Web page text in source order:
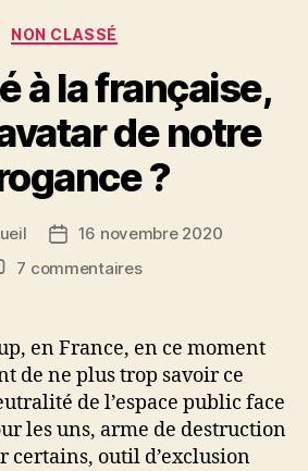
Catégories
NON CLASSÉ
à la française,
de notre
?
Date16 novembre 2020
7 commentairessur
à
française,
nouvel
avatar
de
en France, en ce moment
de ne plus trop savoir ce
de l’espace public face
les uns, arme de destruction
certains, outil d’exclusion